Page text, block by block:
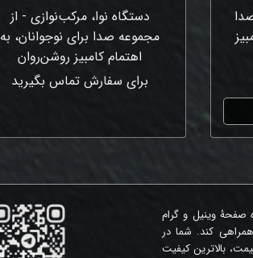
دستگاه نوا، مرکب‌نوازی - از
مجموعه صدا برای نوجوانان، به
اهتمام کامبیز روشن‌روان
برای سفارش تماس بگیرید
صفحۀ وینیل و گرام
کند. شما در
بالاترین کیفیت